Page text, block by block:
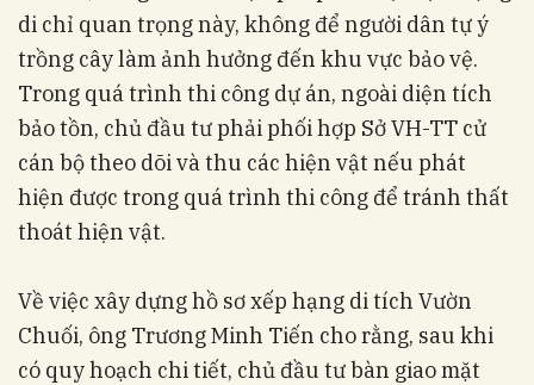
di chỉ quan trọng này, không để người dân tự ý
trồng cây làm ảnh hưởng đến khu vực bảo vệ.
Trong quá trình thi công dự án, ngoài diện tích
bảo tồn, chủ đầu tư phải phối hợp Sở VH-TT cử
cán bộ theo dõi và thu các hiện vật nếu phát
hiện được trong quá trình thi công để tránh thất
thoát hiện vật.
Về việc xây dựng hồ sơ xếp hạng di tích Vườn
Chuối, ông Trương Minh Tiến cho rằng, sau khi
có quy hoạch chi tiết, chủ đầu tư bàn giao mặt